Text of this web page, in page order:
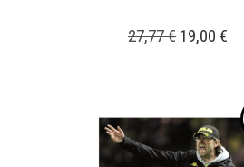
27,77€ Original
19,00€